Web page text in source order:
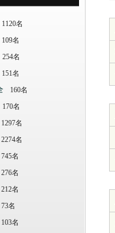
1120名
109名
254名
151名
160名
170名
1297名
2274名
745名
276名
212名
73名
103名